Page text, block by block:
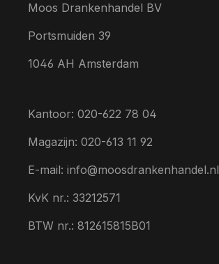
Moos Drankenhandel BV
Portsmuiden 39
1046 AH Amsterdam
Kantoor: 020-622 78 04
Magazijn: 020-613 11 92
E-mail: info@moosdrankenhandel.nl
KvK nr.: 33212571
BTW nr.: 812615815B01